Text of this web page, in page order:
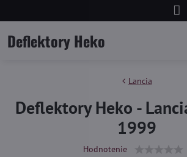
Deflektory Heko
Lancia
Deflektory Heko -
1999
Hodnotenie